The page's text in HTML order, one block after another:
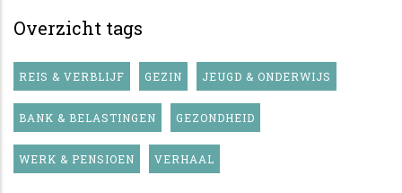
Overzicht tags
REIS & VERBLIJF GEZIN JEUGD & ONDERWIJS
BANK & BELASTINGEN GEZONDHEID
WERK & PENSIOEN VERHAAL